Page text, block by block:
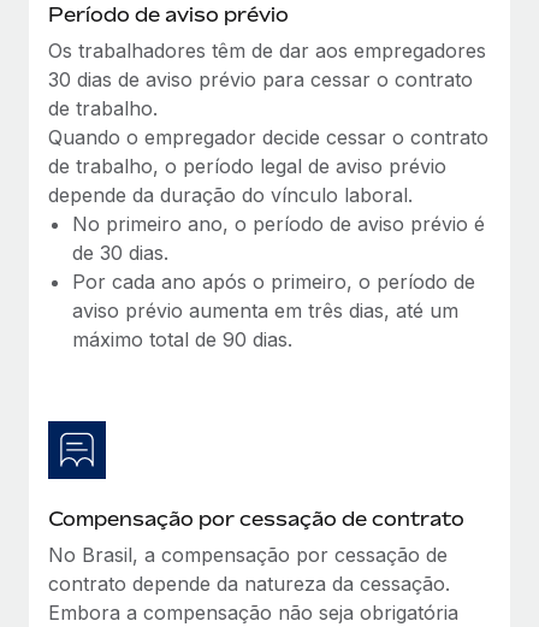
Período de aviso prévio
Os trabalhadores têm de dar aos empregadores
30 dias de aviso prévio para cessar o contrato
de trabalho.
Quando o empregador decide cessar o contrato
de trabalho, o período legal de aviso prévio
depende da duração do vínculo laboral.
No primeiro ano, o período de aviso prévio é
de 30 dias.
Por cada ano após o primeiro, o período de
aviso prévio aumenta em três dias, até um
máximo total de 90 dias.
Compensação por cessação de contrato
No Brasil, a compensação por cessação de
contrato depende da natureza da cessação.
Embora a compensação não seja obrigatória